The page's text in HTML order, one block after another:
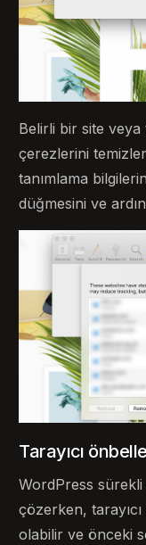
Belirli bir site veya
çerezlerini
tanımlama
düğmesini ve
Tarayıcı
WordPress
çözerken,
olabilir ve önceki